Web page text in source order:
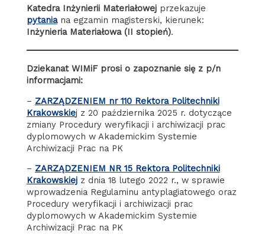
Katedra Inżynierii Materiałowejprzekazuje
pytaniana egzamin magisterski, kierunek:
Inżynieria Materiałowa (II stopień).
Dziekanat WIMiF prosi o zapoznanie się z p/n
informacjami:
– ZARZĄDZENIEM nr 110 Rektora Politechniki
Krakowskiej z 20 października 2025 r. dotyczące
zmiany Procedury weryfikacji i archiwizacji prac
dyplomowych w Akademickim Systemie
Archiwizacji Prac na PK
– ZARZĄDZENIEM NR 15 Rektora Politechniki
Krakowskiejz dnia 18 lutego 2022 r., w sprawie
wprowadzenia Regulaminu antyplagiatowego oraz
Procedury weryfikacji i archiwizacji prac
dyplomowych w Akademickim Systemie
Archiwizacji Prac na PK